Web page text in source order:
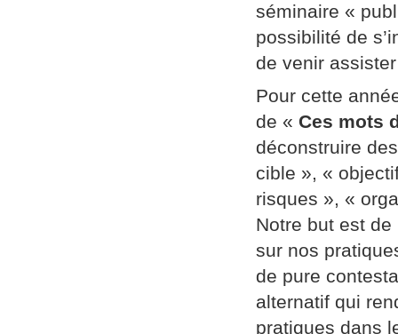
séminaire «
possibilité de
de venir
Pour cette
de « Ces mots
déconstruire
cible », «
risques », «
Notre but est de
sur nos
de pure
alternatif qui
pratiques dans